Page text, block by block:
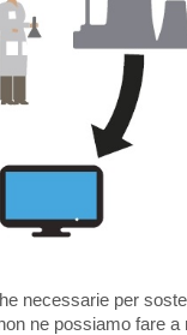
necessarie per
ne possiamo fare a